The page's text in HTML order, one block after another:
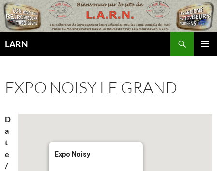
Aller
au
contenu
LARN
EXPO NOISY LE GRAND
Expo Noisy
D
a
t
e
/